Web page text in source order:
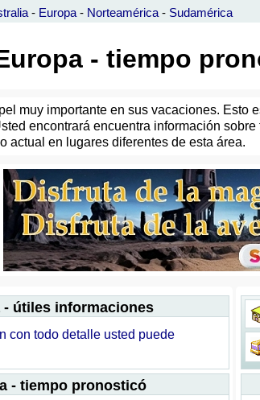
- Europa - Norteamérica - Sudamérica
- tiempo
muy importante en sus vacaciones.
encontrará encuentra información
actual en lugares diferentes de esta área.
- útiles informaciones
con todo detalle usted puede
- tiempo pronosticó